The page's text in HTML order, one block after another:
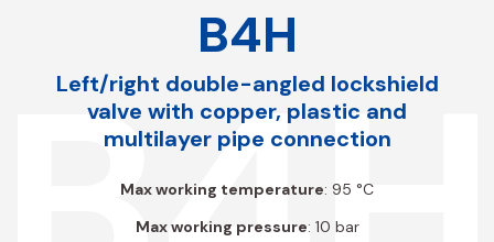
B4H
Left/right double-angled lockshield
valve with copper, plastic and
multilayer pipe connection
Max working temperature: 95 °C
Max working pressure: 10 bar